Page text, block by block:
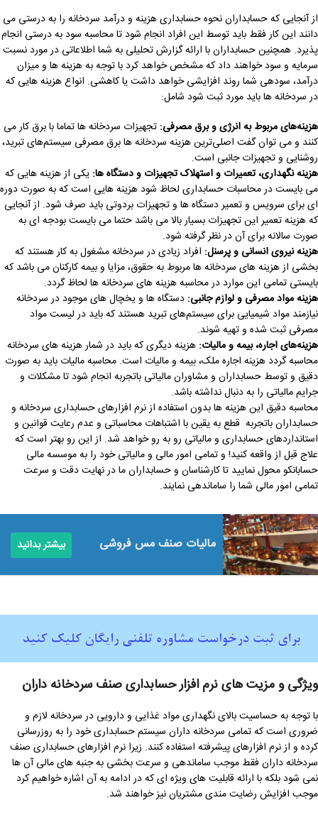
از آنجایی که حسابداران نحوه حسابداری هزینه و درآمد سردخانه را به درستی می
دانند این کار فقط باید توسط این افراد انجام شود تا محاسبه سود به درستی انجام
پذیرد. همچنین حسابداران با ارائه گزارش تحلیلی به شما اطلاعاتی در مورد نسبت
سرمایه و سود خواهند داد که مشخص خواهد کرد با توجه به هزینه ها و میزان
درآمد، سودهی شما روند افزایشی خواهد داشت یا کاهشی. انواع هزینه هایی که
در سردخانه ها باید مورد ثبت شود شامل:
هزینه‌های مربوط به انرژی و برق مصرفی: تجهیزات سردخانه ها تماما با برق کار می
کنند و می توان گفت اصلی‌ترین هزینه سردخانه ها برق مصرفی سیستم‌های تبرید،
روشنایی و تجهیزات جانبی است.
هزینه نگهداری، تعمیرات و استهلاک تجهیزات و دستگاه ها: یکی از هزینه هایی که
می بایست در محاسبات حسابداری لحاظ شود هزینه هایی است که به صورت دوره
ای برای سرویس و تعمیر دستگاه ها و تجهیزات بردوتی باید صرف شود. از آنجایی
که هزینه تعمیر این تجهیزات بسیار بالا می باشد حتما می بایست بودجه ای به
صورت سالانه برای آن در نظر گرفته شود.
هزینه نیروی انسانی و پرسنل: افراد زیادی در سردخانه مشغول به کار هستند که
بخشی از هزینه های سردخانه ها مربوط به حقوق، مزایا و بیمه کارکنان می باشد که
بایستی تمامی این موارد در محاسبه هزینه های سردخانه ها لحاظ گردد.
هزینه مواد مصرفی و لوازم جانبی: دستگاه ها و یخچال های موجود در سردخانه
نیازمند مواد شیمیایی برای سیستم‌های تبرید هستند که باید در لیست مواد
مصرفی ثبت شده و تهیه شوند.
هزینه‌های اجاره، بیمه و مالیات: هزینه دیگری که باید در شمار هزینه های سردخانه
محاسبه گردد هزینه اجاره ملک، بیمه و مالیات است. محاسبه مالیات باید به صورت
دقیق و توسط حسابداران و مشاوران مالیاتی باتجربه انجام شود تا مشکلات و
جرایم مالیاتی را به دنبال نداشته باشد.
محاسبه دقیق این هزینه ها بدون استفاده از نرم افزارهای حسابداری سردخانه و
حسابداران باتجربه قطع به یقین با اشتباهات محاسباتی و عدم رعایت قوانین و
استانداردهای حسابداری و مالیاتی رو به رو خواهد شد. از این رو بهتر است که
علاج قبل از واقعه کنید! و تمامی امور مالی و مالیاتی خود را به موسسه مالی
حسابانکو محول نمایید تا کارشناسان و حسابداران ما در نهایت دقت و سرعت
تمامی امور مالی شما را ساماندهی نمایند.
مالیات صنف مس فروشی بیشتر بدانید
ویژگی و مزیت های نرم افزار حسابداری صنف سردخانه داران
با توجه به حساسیت بالای نگهداری مواد غذایی و دارویی در سردخانه لازم و
ضروری است که تمامی سردخانه داران سیستم حسابداری خود را به روزرسانی
کرده و از نرم افزارهای پیشرفته استفاده کنند. زیرا نرم افزارهای حسابداری صنف
سردخانه ‌داران فقط موجب ساماندهی و سرعت بخشی به جنبه های مالی آن ها
نمی شود بلکه با ارائه قابلیت های ویژه ای که در ادامه به آن اشاره خواهیم کرد
موجب افزایش رضایت مندی مشتریان نیز خواهند شد.